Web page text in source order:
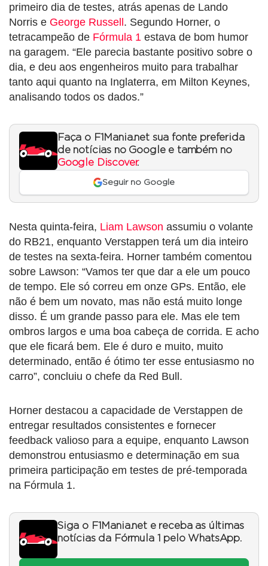
primeiro dia de testes, atrás apenas de Lando
Norris e George Russell. Segundo Horner, o
tetracampeão de Fórmula 1 estava de bom humor
na garagem. “Ele parecia bastante positivo sobre o
dia, e deu aos engenheiros muito para trabalhar
tanto aqui quanto na Inglaterra, em Milton Keynes,
analisando todos os dados.”
Faça o F1Mania.net sua fonte preferida
de notícias no Google e também no
Google Discover.
Seguir no Google
Nesta quinta-feira, Liam Lawson assumiu o volante
do RB21, enquanto Verstappen terá um dia inteiro
de testes na sexta-feira. Horner também comentou
sobre Lawson: “Vamos ter que dar a ele um pouco
de tempo. Ele só correu em onze GPs. Então, ele
não é bem um novato, mas não está muito longe
disso. É um grande passo para ele. Mas ele tem
ombros largos e uma boa cabeça de corrida. E acho
que ele ficará bem. Ele é duro e muito, muito
determinado, então é ótimo ter esse entusiasmo no
carro”, concluiu o chefe da Red Bull.
Horner destacou a capacidade de Verstappen de
entregar resultados consistentes e fornecer
feedback valioso para a equipe, enquanto Lawson
demonstrou entusiasmo e determinação em sua
primeira participação em testes de pré-temporada
na Fórmula 1.
Siga o F1Mania.net e receba as últimas
notícias da Fórmula 1 pelo WhatsApp.